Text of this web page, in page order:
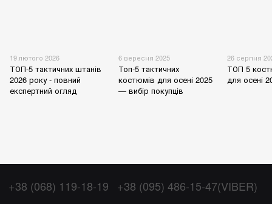
19 лютого 2026
ТОП-5 тактичних штанів
2026 року - повний
експертний огляд
6 вересня 2025
Топ-5 тактичних
костюмів для осені 2025
— вибір покупців
26 серпня
ТОП 5
для осені
+38 (068) 119-18-19 +38 (095) 486-15-47(VIBER)